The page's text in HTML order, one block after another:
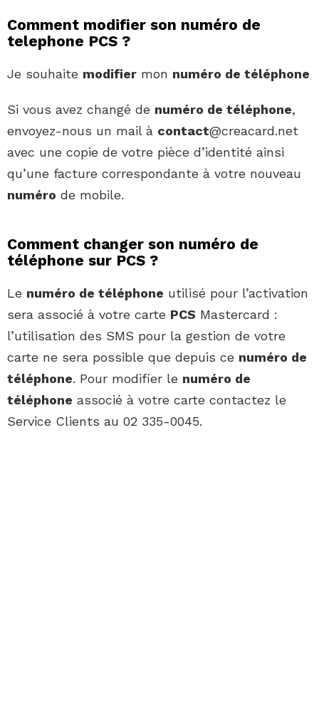
Comment modifier son numéro de
telephone PCS ?
Je souhaite modifier mon numéro de téléphone
Si vous avez changé de numéro de téléphone,
envoyez-nous un mail à contact@creacard.net
avec une copie de votre pièce d’identité ainsi
qu’une facture correspondante à votre nouveau
numéro de mobile.
Comment changer son numéro de
téléphone sur PCS ?
Le numéro de téléphone utilisé pour l’activation
sera associé à votre carte PCS Mastercard :
l’utilisation des SMS pour la gestion de votre
carte ne sera possible que depuis ce numéro de
téléphone. Pour modifier le numéro de
téléphone associé à votre carte contactez le
Service Clients au 02 335-0045.